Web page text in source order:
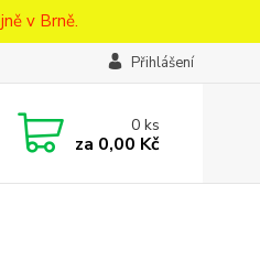
v Brně.
Přihlášení
0ks
za 0,00 Kč